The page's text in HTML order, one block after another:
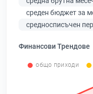
среден бюджет за
средносписъчен
Финансови Трендове
общо приходи